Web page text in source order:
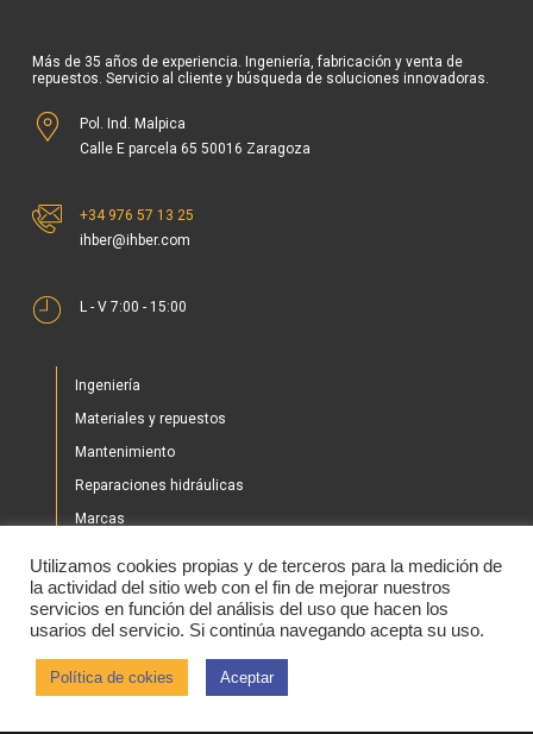
Más de 35 años de experiencia. Ingeniería, fabricación y venta de
repuestos. Servicio al cliente y búsqueda de soluciones innovadoras.
Pol. Ind. Malpica
Calle E parcela 65 50016 Zaragoza
+34 976 57 13 25
ihber@ihber.com
L - V 7:00 - 15:00
Ingeniería
Materiales y repuestos
Mantenimiento
Reparaciones hidráulicas
Marcas
Tienda
Noticias
Utilizamos cookies propias y de terceros para la medición de
la actividad del sitio web con el fin de mejorar nuestros
servicios en función del análisis del uso que hacen los
usarios del servicio. Si continúa navegando acepta su uso.
Política de cokies Aceptar